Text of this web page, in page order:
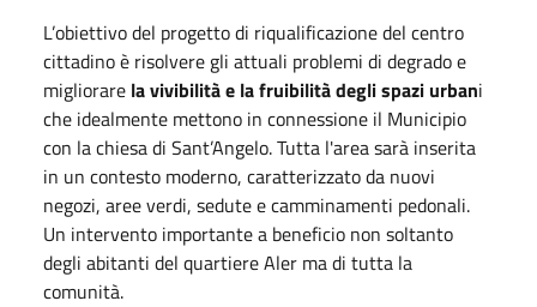
L’obiettivo del progetto di riqualificazione del centro
cittadino è risolvere gli attuali problemi di degrado e
migliorare la vivibilità e la fruibilità degli spazi urbani
che idealmente mettono in connessione il Municipio
con la chiesa di Sant’Angelo. Tutta l'area sarà inserita
in un contesto moderno, caratterizzato da nuovi
negozi, aree verdi, sedute e camminamenti pedonali.
Un intervento importante a beneficio non soltanto
degli abitanti del quartiere Aler ma di tutta la
comunità.